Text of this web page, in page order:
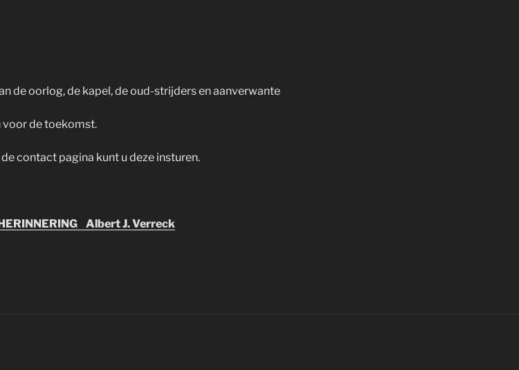
de oorlog, de kapel, de oud-strijders en aanverwante
voor de toekomst.
contact pagina kunt u deze insturen.
Albert J. Verreck